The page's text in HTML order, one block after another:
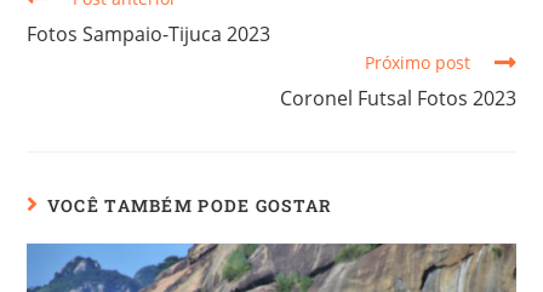
Fotos Sampaio-Tijuca 2023
Próximo post
Coronel Futsal Fotos 2023
VOCÊ TAMBÉM PODE GOSTAR